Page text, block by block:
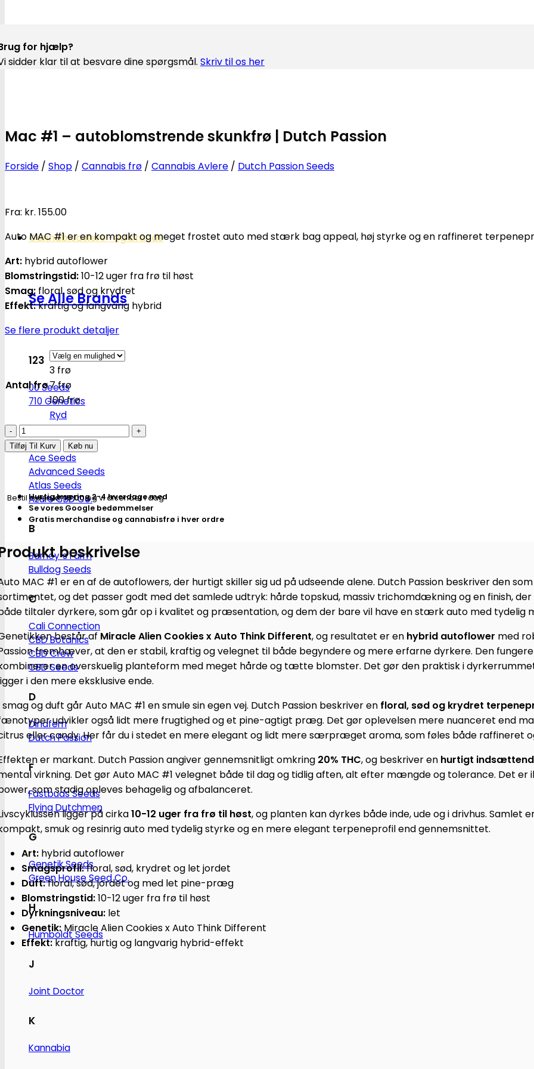
Cannabisavlere -og brands
Se Alle Brands
123
00 Seeds
710 Genetics
Ace Seeds
Advanced Seeds
Atlas Seeds
Azure CBD Co.
B
Barney´s Farm
Bulldog Seeds
C
Cali Connection
CBD Botanics
CBD Crew
CBD Seeds
D
Dinafem
Dutch Passion
F
Fastbuds Seeds
Flying Dutchmen
G
Genetik Seeds
Green House Seed Co.
H
Humboldt Seeds
J
Joint Doctor
K
Kannabia
for hjælp?
sidder klar til at besvare dine spørgsmål. Skriv til os her
Mac #1 – autoblomstrende skunkfrø | Dutch Passion
Forside / Shop / Cannabis frø / Cannabis Avlere / Dutch Passion Seeds
Fra: kr. 155.00
Auto MAC #1 er en kompakt og meget frostet auto med stærk bag appeal, høj styrke og en raffineret
Art: hybrid autoflower
Blomstringstid:10-12 uger fra frø til høst
Smag: floral, sød og krydret
Effekt:kraftig og langvarig hybrid
Se flere produkt detaljer
Antal frø
3 frø
7 frø
100 frø
Ryd
Mac
#1
autoblomstrende
skunkfrø
|
Dutch
Passion
antal
Tilføj Til Kurv Køb nu
Bestil indenkl. 16.00og vi afsender i dag
Hurtig levering 2-4 hverdage med
Se vores Google bedømmelser
Gratis merchandise og cannabisfrø i hver ordre
beskrivelse
MAC #1 er en af de autoflowers, der hurtigt skiller sig ud på udseende alene. Dutch Passion beskriver den
og det passer godt med det samlede udtryk: hårde topskud, massiv trichomdækning og en finish,
tiltaler dyrkere, som går op i kvalitet og præsentation, og dem der bare vil have en stærk auto med tydelig
består af Miracle Alien Cookies x Auto Think Different, og resultatet er en hybrid autoflower med
fremhæver, at den er stabil, kraftig og velegnet til både begyndere og mere erfarne dyrkere. Den fungerer
en overskuelig planteform med meget hårde og tætte blomster. Det gør den praktisk i
i den mere eksklusive ende.
smag og duft går Auto MAC #1 en smule sin egen vej. Dutch Passion beskriver en floral, sød og krydret
udvikler også lidt mere frugtighed og et pine-agtigt præg. Det gør oplevelsen mere nuanceret end
eller candy. Her får du i stedet en mere elegant og lidt mere særpræget aroma, som føles både raffineret
er markant. Dutch Passion angiver gennemsnitligt omkring 20% THC, og beskriver en hurtigt
virkning. Det gør Auto MAC #1 velegnet både til dag og tidlig aften, alt efter mængde og tolerance. Det
som stadig opleves behagelig og afbalanceret.
ligger på cirka10-12 uger fra frø til høst, og planten kan dyrkes både inde, ude og i drivhus.
smuk og resinrig auto med tydelig styrke og en mere elegant terpeneprofil end gennemsnittet.
Art: hybrid autoflower
Smagsprofil:floral, sød, krydret og let jordet
Duft:floral, sød, jordet og med let pine-præg
Blomstringstid:10-12 uger fra frø til høst
Dyrkningsniveau: let
Genetik:Miracle Alien Cookies x Auto Think Different
Effekt:kraftig, hurtig og langvarig hybrid-effekt